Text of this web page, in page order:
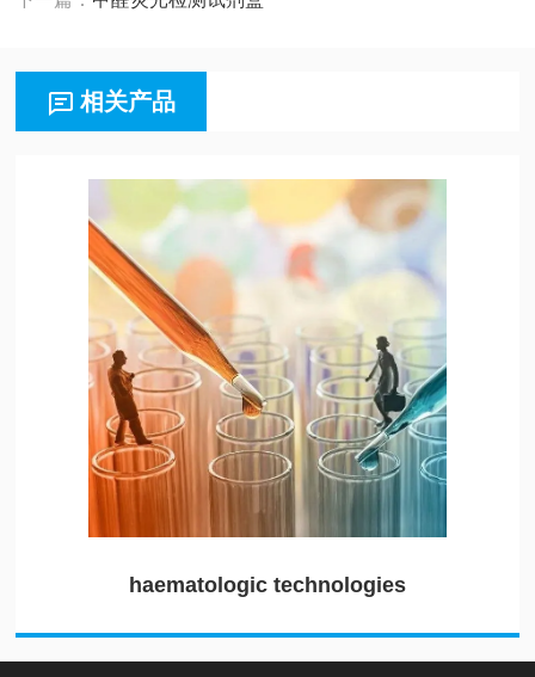
相关产品
haematologic technologies